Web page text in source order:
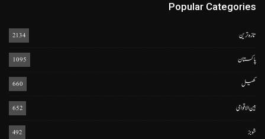
Popular Categories
تازہ ترین 2134
پاکستان 1095
کھیل 660
بین الاقوامی 652
شوبز 492